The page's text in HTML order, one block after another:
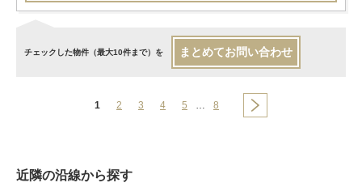
チェックした物件（最大10件まで）を まとめてお問い合わせ
1 2 3 4 5 … 8
近隣の沿線から探す